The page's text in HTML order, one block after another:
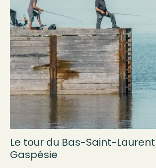
Le tour du Bas-Saint-
Gaspésie